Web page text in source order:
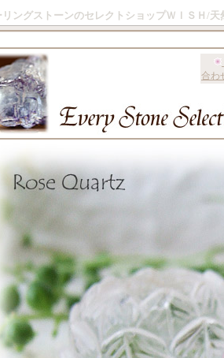
ングストーンのセレクトショップＷＩＳＨ/
合わ